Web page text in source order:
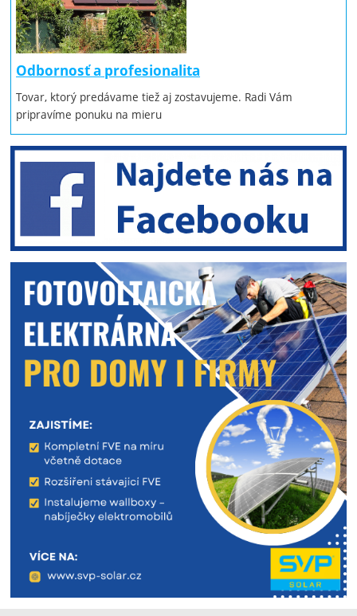
Odbornosť a profesionalita
Tovar, ktorý predávame tiež aj zostavujeme. Radi Vám
pripravíme ponuku na mieru